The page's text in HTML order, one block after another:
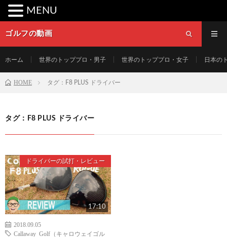
ゴルフの動画
ホーム 世界のトッププロ・男子 世界のトッププロ・女子 日本の
HOME タグ：F8 PLUS ドライバー
タグ：F8 PLUS ドライバー
ドライバーの試打・レビュー
17:10
2018.09.05
Callaway Golf（キャロウェイゴル
MENU